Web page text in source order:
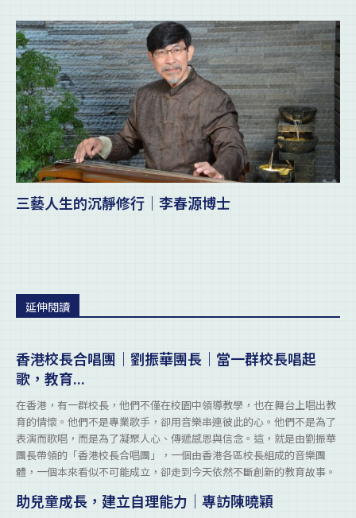
三藝人生的沉靜修行｜李春源博士
延伸閱讀
香港校長合唱團｜劉振華團長｜當一群校長唱起
歌，教育...
在香港，有一群校長，他們不僅在校園中領導教學，也在舞台上唱出教
育的情懷。他們不是專業歌手，卻用音樂串連彼此的心。他們不是為了
表演而歌唱，而是為了凝聚人心、傳遞感恩與信念。這，就是由劉振華
團長帶領的「香港校長合唱團」，一個由香港各區校長組成的音樂團
體，一個本來看似不可能成立，卻走到今天依然不斷創新的教育故事。
助兒童成長，建立自理能力｜專訪陳曉穎